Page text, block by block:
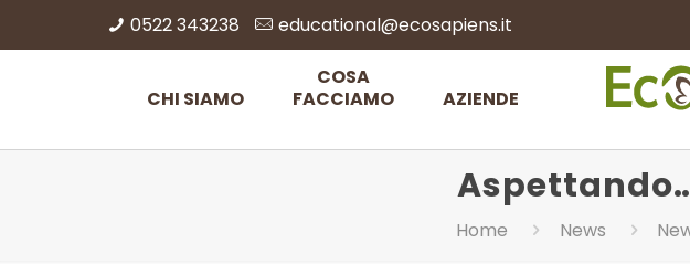
0522 343238 educational@ecosapiens.it
CHI SIAMO
COSA
FACCIAMO
AZIENDE
Home News